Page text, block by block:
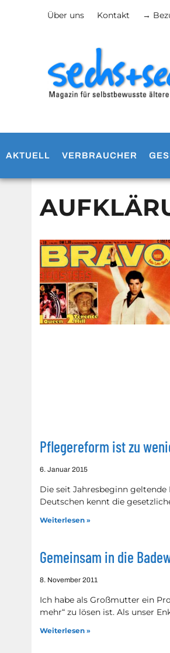
Über uns Kontakt →
AKTUELL VERBRAUCHER
Pflegereform ist zu
6. Januar 2015
Die seit Jahresbeginn
Deutschen kennt die
Weiterlesen »
Gemeinsam in die
8. November 2011
Ich habe als Großmutter ein
mehr“ zu lösen ist. Als unser
Weiterlesen »